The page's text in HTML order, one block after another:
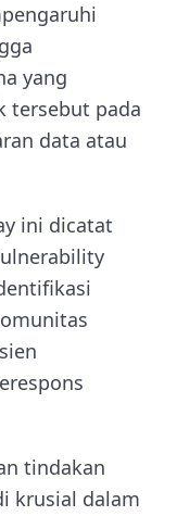
yang
tersebut pada
data atau
ini dicatat
tindakan
krusial dalam